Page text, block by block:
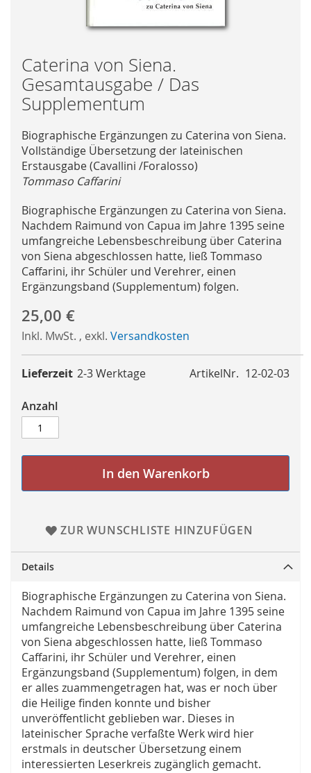
Skip
to
the
beginning
the
images
gallery
Caterina von Siena.
Gesamtausgabe / Das
Supplementum
Biographische Ergänzungen zu Caterina von Siena.
Vollständige Übersetzung der lateinischen
Erstausgabe (Cavallini /Foralosso)
Tommaso Caffarini
Biographische Ergänzungen zu Caterina von Siena.
Nachdem Raimund von Capua im Jahre 1395 seine
umfangreiche Lebensbeschreibung über Caterina
von Siena abgeschlossen hatte, ließ Tommaso
Caffarini, ihr Schüler und Verehrer, einen
Ergänzungsband (Supplementum) folgen.
25,00 €
Inkl. MwSt. , exkl. Versandkosten
ArtikelNr. 12-02-03
Lieferzeit 2-3 Werktage
Anzahl
In den Warenkorb
ZUR WUNSCHLISTE HINZUFÜGEN
Details
Biographische Ergänzungen zu Caterina von Siena.
Nachdem Raimund von Capua im Jahre 1395 seine
umfangreiche Lebensbeschreibung über Caterina
von Siena abgeschlossen hatte, ließ Tommaso
Caffarini, ihr Schüler und Verehrer, einen
Ergänzungsband (Supplementum) folgen, in dem
er alles zuammengetragen hat, was er noch über
die Heilige finden konnte und bisher
unveröffentlicht geblieben war. Dieses in
lateinischer Sprache verfaßte Werk wird hier
erstmals in deutscher Übersetzung einem
interessierten Leserkreis zugänglich gemacht.